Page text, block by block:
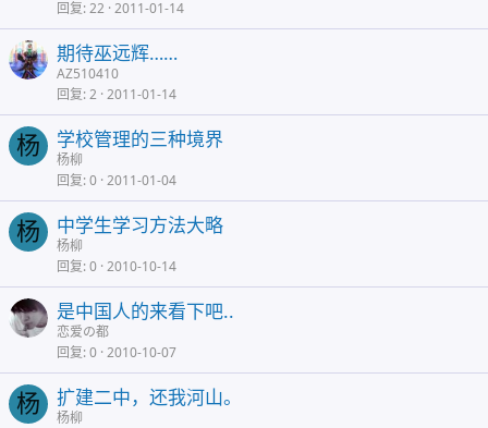
回复 22 2011-01-14
期待巫远辉……
AZ510410
回复 2 2011-01-14
杨 学校管理的三种境界
杨柳
回复 0 2011-01-04
杨 中学生学习方法大略
杨柳
回复 0 2010-10-14
是中国人的来看下吧..
恋爱の都
回复 0 2010-10-07
杨 扩建二中，还我河山。
杨柳